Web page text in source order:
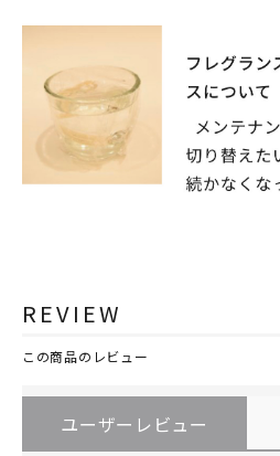
REVIEW
この商品のレビュー
ユーザーレビュー